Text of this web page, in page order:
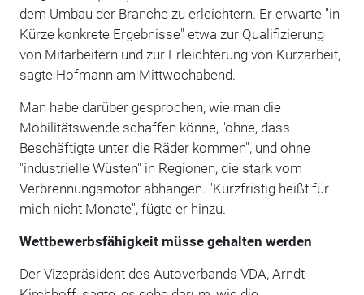
dem Umbau der Branche zu erleichtern. Er erwarte "in
Kürze konkrete Ergebnisse" etwa zur Qualifizierung
von Mitarbeitern und zur Erleichterung von Kurzarbeit,
sagte Hofmann am Mittwochabend.
Man habe darüber gesprochen, wie man die
Mobilitätswende schaffen könne, "ohne, dass
Beschäftigte unter die Räder kommen", und ohne
"industrielle Wüsten" in Regionen, die stark vom
Verbrennungsmotor abhängen. "Kurzfristig heißt für
mich nicht Monate", fügte er hinzu.
Wettbewerbsfähigkeit müsse gehalten werden
Der Vizepräsident des Autoverbands VDA, Arndt